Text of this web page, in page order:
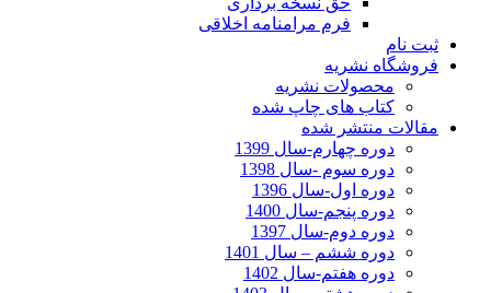
فرم مرامنامه اخلاقی
ثبت نام
فروشگاه نشریه
محصولات نشریه
کتاب های چاپ شده
مقالات منتشر شده
دوره چهارم-سال 1399
دوره سوم -سال 1398
دوره اول-سال 1396
دوره پنجم-سال 1400
دوره دوم-سال 1397
دوره ششم – سال 1401
دوره هفتم-سال 1402